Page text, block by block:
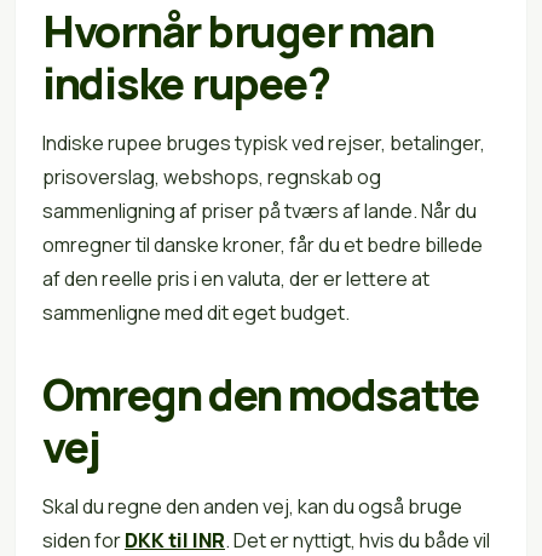
Hvornår bruger man
indiske rupee?
Indiske rupee bruges typisk ved rejser, betalinger,
prisoverslag, webshops, regnskab og
sammenligning af priser på tværs af lande. Når du
omregner til danske kroner, får du et bedre billede
af den reelle pris i en valuta, der er lettere at
sammenligne med dit eget budget.
Omregn den modsatte
vej
Skal du regne den anden vej, kan du også bruge
siden forDKK til INR. Det er nyttigt, hvis du både vil